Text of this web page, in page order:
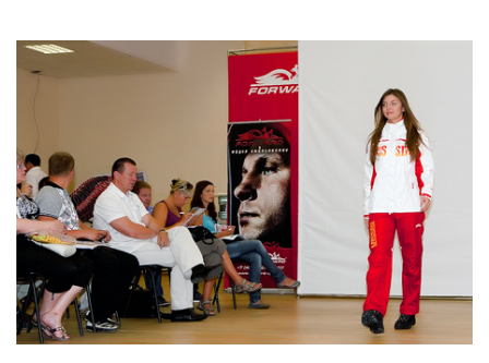
Краснодарский край (5)
Красноярский край (5)
Нижегородская область (1)
Новосибирская область (3)
Омская область (5)
Республика Башкортостан (3)
Республика Крым (1)
Республика Татарстан (2)
Ростовская область (2)